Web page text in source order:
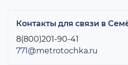
Контакты для связи в
8(800)201-90-41
771@metrotochka.ru